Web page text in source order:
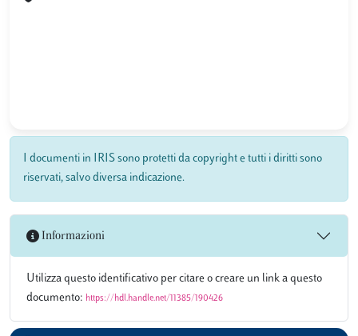
I documenti in IRIS sono protetti da copyright e tutti i diritti sono
riservati, salvo diversa indicazione.
Informazioni
Utilizza questo identificativo per citare o creare un link a questo
documento: https://hdl.handle.net/11385/190426